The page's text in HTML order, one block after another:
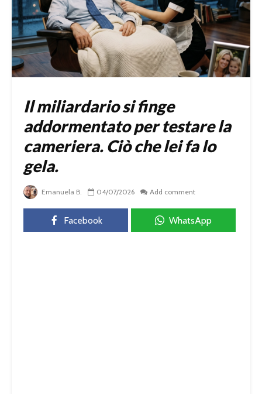
Il miliardario si finge
addormentato per testare la
cameriera. Ciò che lei fa lo
gela.
Emanuela B. 04/07/2026 Add comment
Facebook WhatsApp